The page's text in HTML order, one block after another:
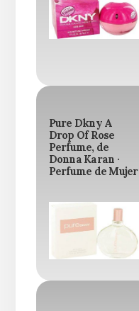
Pure Dkny A
Drop Of Rose
Perfume, de
Donna Karan ·
Perfume de Mujer